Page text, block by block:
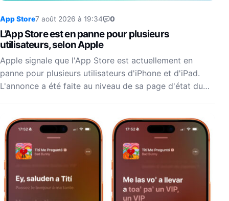
App Store7 août 2026 à 19:34 0
L’App Store est en panne pour plusieurs
utilisateurs, selon Apple
Apple signale que l'App Store est actuellement en
panne pour plusieurs utilisateurs d'iPhone et d'iPad.
L'annonce a été faite au niveau de sa page d'état du…